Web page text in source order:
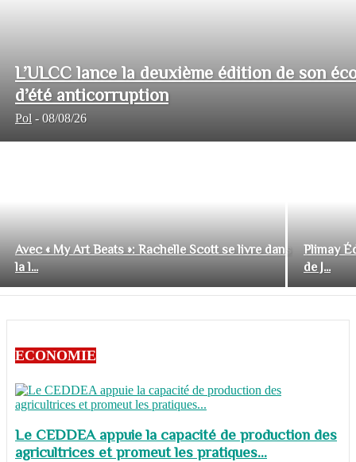
L’ULCC lance la deuxième édition de son
d’été anticorruption
Pol - 08/08/26
Avec « My Art Beats »: Rachelle Scott se livre dans
la l...
Plimay
de J...
ECONOMIE
Le CEDDEA appuie la capacité de production des
agricultrices et promeut les pratiques...